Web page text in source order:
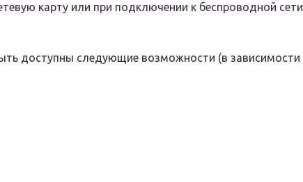
карту или при подключении к беспроводной сети
доступны следующие возможности (в зависимости